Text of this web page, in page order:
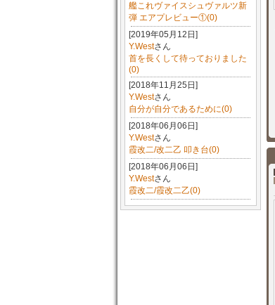
艦これヴァイスシュヴァルツ新
弾 エアプレビュー①(0)
[2019年05月12日]
Y.Westさん
首を長くして待っておりました
(0)
[2018年11月25日]
Y.Westさん
自分が自分であるために(0)
[2018年06月06日]
Y.Westさん
霞改二/改二乙 叩き台(0)
[2018年06月06日]
Y.Westさん
霞改二/霞改二乙(0)